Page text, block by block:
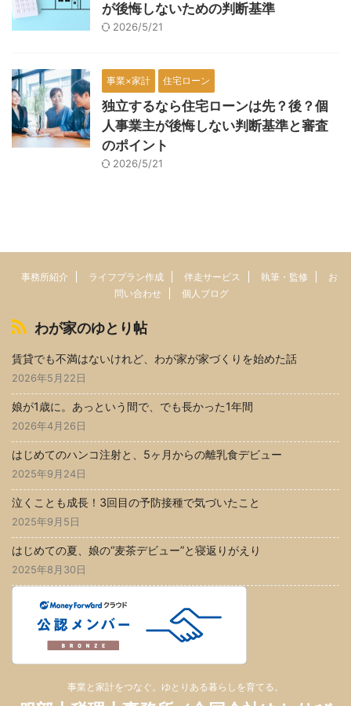
が後悔しないための判断基準
2026/5/21
事業×家計 住宅ローン
独立するなら住宅ローンは先？後？個
人事業主が後悔しない判断基準と審査
のポイント
2026/5/21
事務所紹介 ライフプラン作成 伴走サービス 執筆・監修
お
問い合わせ
個人ブログ
わが家のゆとり帖
賃貸でも不満はないけれど、わが家が家づくりを始めた話
2026年5月22日
娘が1歳に。あっという間で、でも長かった1年間
2026年4月26日
はじめてのハンコ注射と、5ヶ月からの離乳食デビュー
2025年9月24日
泣くことも成長！3回目の予防接種で気づいたこと
2025年9月5日
はじめての夏、娘の“麦茶デビュー”と寝返りがえり
2025年8月30日
事業と家計をつなぐ。ゆとりある暮らしを育てる。